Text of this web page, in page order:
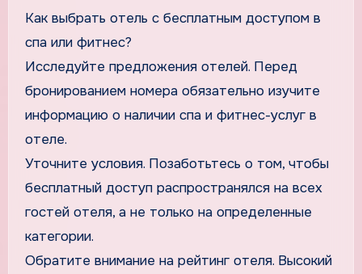
Как выбрать отель с бесплатным доступом в
спа или фитнес?
Исследуйте предложения отелей. Перед
бронированием номера обязательно изучите
информацию о наличии спа и фитнес-услуг в
отеле.
Уточните условия. Позаботьтесь о том, чтобы
бесплатный доступ распространялся на всех
гостей отеля, а не только на определенные
категории.
Обратите внимание на рейтинг отеля. Высокий